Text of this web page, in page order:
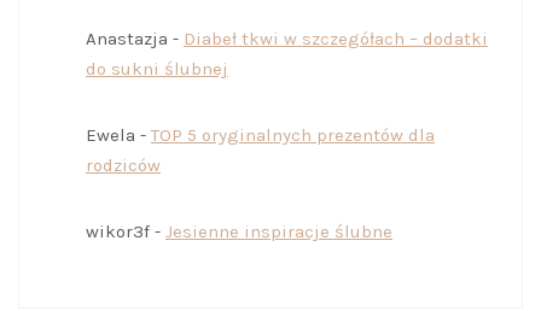
Anastazja - Diabeł tkwi w szczegółach – dodatki
do sukni ślubnej
Ewela -TOP 5 oryginalnych prezentów dla
rodziców
wikor3f - Jesienne inspiracje ślubne